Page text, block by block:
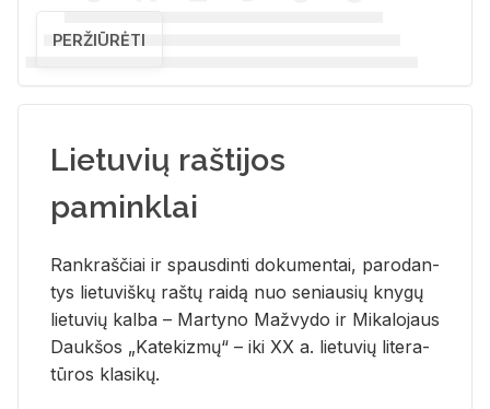
PERŽIŪRĖTI
Lietuvių raštijos
paminklai
Rank­raš­čiai ir spaus­din­ti do­ku­men­tai, pa­ro­dan­
tys lie­tu­viš­kų raš­tų rai­dą nuo se­niau­sių kny­gų
lie­tu­vių kal­ba – Mar­ty­no Ma­žvy­do ir Mi­ka­lo­jaus
Dauk­šos „Ka­te­kiz­mų“ – iki XX a. lie­tu­vių li­te­ra­
tū­ros kla­si­kų.